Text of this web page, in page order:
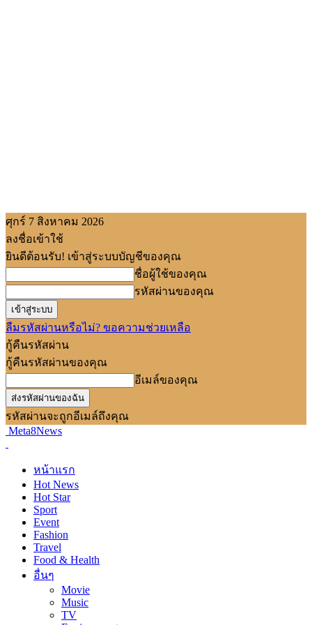
ศุกร์ 7 สิงหาคม 2026
ลงชื่อเข้าใช้
ยินดีต้อนรับ! เข้าสู่ระบบบัญชีของคุณ
ชื่อผู้ใช้ของคุณ
รหัสผ่านของคุณ
ลืมรหัสผ่านหรือไม่? ขอความช่วยเหลือ
กู้คืนรหัสผ่าน
กู้คืนรหัสผ่านของคุณ
อีเมล์ของคุณ
รหัสผ่านจะถูกอีเมล์ถึงคุณ
Meta8News
หน้าแรก
Hot News
Hot Star
Sport
Event
Fashion
Travel
Food & Health
อื่นๆ
Movie
Music
TV